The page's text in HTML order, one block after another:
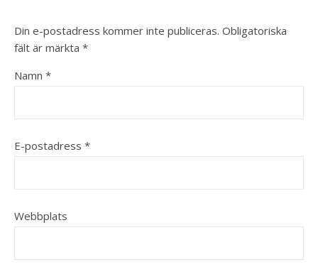
Din e-postadress kommer inte publiceras. Obligatoriska
fält är märkta *
Namn *
E-postadress *
Webbplats